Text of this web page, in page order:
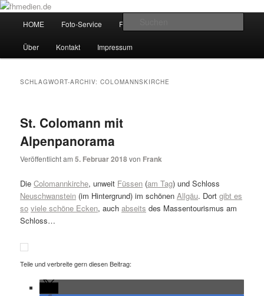
Zum
springen
Zum
springenfhmedien.de
Wir fotografieren die Hauptstadt!
HOME Foto-Service Foto-Workshops
Über Kontakt Impressum
SCHLAGWORT-ARCHIV:COLOMANNSKIRCHE
St. Colomann mit
Alpenpanorama
Veröffentlicht am5. Februar 2018von Frank
DieColomannkirche, unweit Füssen (am Tag) und Schloss
Neuschwanstein (im Hintergrund) im schönenAllgäu. Dortgibt es
so viele schöne Ecken, auchabseits des Massentourismus am
Schloss…
Teile und verbreite gern diesen Beitrag: